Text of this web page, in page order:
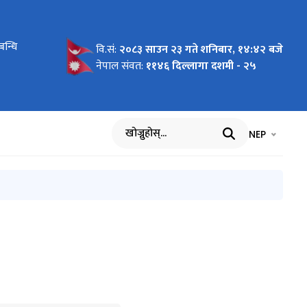
वि.सं: २०८३ साउन २३ गते शनिबार, १४:४२ बजे
नेपाल संवत: ११४६ दिल्लागा दशमी - २५
खोज्नुहोस् भाषा चयन
NEP